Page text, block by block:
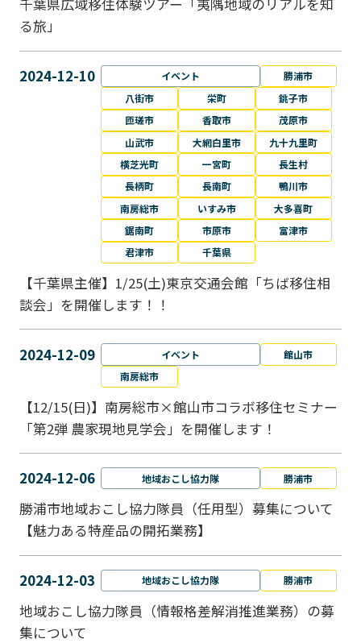
千葉県広域移住体験ツアー「夷隅地域のリアルを知
る旅」
2024-12-10 イベント
勝浦市
八街市
栄町
銚子市
匝瑳市
香取市
茂原市
山武市
大網白里市
九十九里町
横芝光町
一宮町
長生村
長柄町
長南町
鴨川市
南房総市
いすみ市
大多喜町
鋸南町
市原市
富津市
君津市
千葉県
【千葉県主催】1/25(土)東京交通会館「ちば移住相
談会」を開催します！！
2024-12-09 イベント
館山市
南房総市
【12/15(日)】南房総市×館山市コラボ移住セミナー
「第2弾 農家現地見学会」を開催します！
2024-12-06 地域おこし協力隊 勝浦市
勝浦市地域おこし協力隊員（任用型）募集について
【魅力ある特産品の開拓業務】
2024-12-03 地域おこし協力隊 勝浦市
地域おこし協力隊員（情報格差解消推進業務）の募
集について